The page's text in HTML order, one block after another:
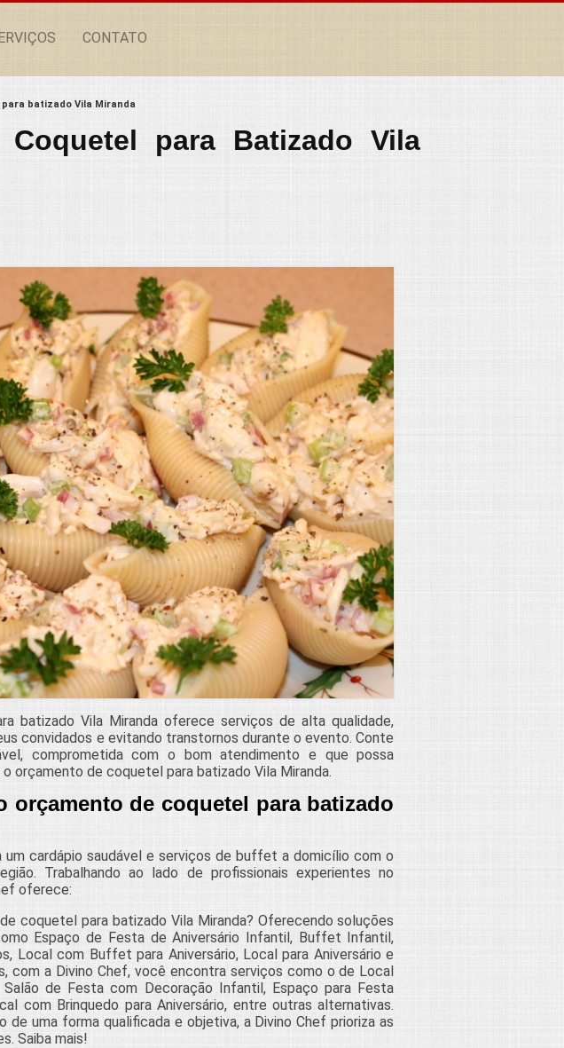
CONTATO
batizado Vila Miranda
Coquetel para Batizado Vila
batizado Vila Miranda oferece serviços de alta qualidade,
convidados e evitando transtornos durante o evento. Conte
comprometida com o bom atendimento e que possa
orçamento de coquetel para batizado Vila Miranda.
orçamento de coquetel para batizado
um cardápio saudável e serviços de buffet a domicílio com o
Trabalhando ao lado de profissionais experientes no
oferece:
coquetel para batizado Vila Miranda? Oferecendo soluções
Espaço de Festa de Aniversário Infantil, Buffet Infantil,
Local com Buffet para Aniversário, Local para Aniversário e
com a Divino Chef, você encontra serviços como o de Local
de Festa com Decoração Infantil, Espaço para Festa
com Brinquedo para Aniversário, entre outras alternativas.
de uma forma qualificada e objetiva, a Divino Chef prioriza as
Saiba mais!